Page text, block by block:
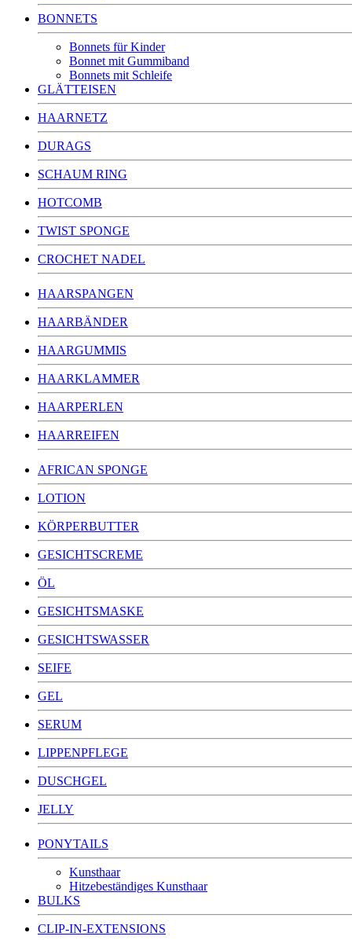
BONNETS
Bonnets für Kinder
Bonnet mit Gummiband
Bonnets mit Schleife
GLÄTTEISEN
HAARNETZ
DURAGS
SCHAUM RING
HOTCOMB
TWIST SPONGE
CROCHET NADEL
HAARSPANGEN
HAARBÄNDER
HAARGUMMIS
HAARKLAMMER
HAARPERLEN
HAARREIFEN
AFRICAN SPONGE
LOTION
KÖRPERBUTTER
GESICHTSCREME
ÖL
GESICHTSMASKE
GESICHTSWASSER
SEIFE
GEL
SERUM
LIPPENPFLEGE
DUSCHGEL
JELLY
PONYTAILS
Kunsthaar
Hitzebeständiges Kunsthaar
BULKS
CLIP-IN-EXTENSIONS